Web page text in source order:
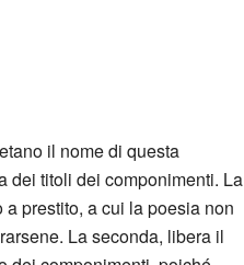
il nome di questa
dei titoli dei componimenti. La
prestito, a cui la poesia non
La seconda, libera il